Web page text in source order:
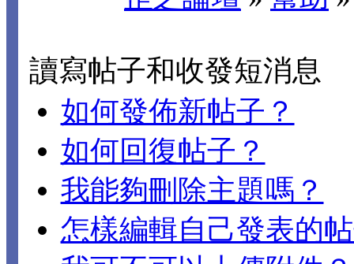
讀寫帖子和收發短消息
如何發佈新帖子？
如何回復帖子？
我能夠刪除主題嗎？
怎樣編輯自己發表的